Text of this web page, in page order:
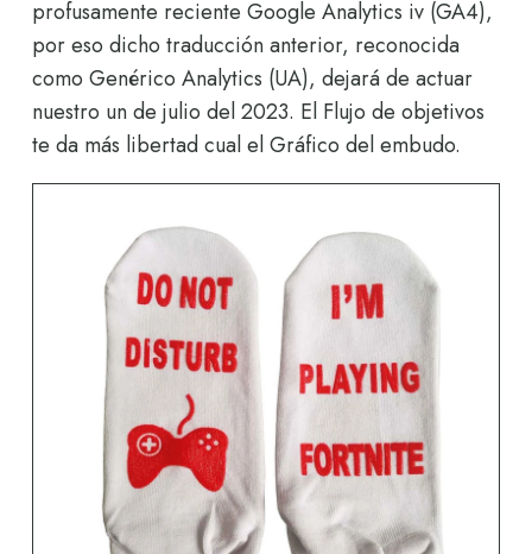
profusamente reciente Google Analytics iv (GA4),
por eso dicho traducción anterior, reconocida
como Genérico Analytics (UA), dejará de actuar
nuestro un de julio del 2023. El Flujo de objetivos
te da más libertad cual el Gráfico del embudo.